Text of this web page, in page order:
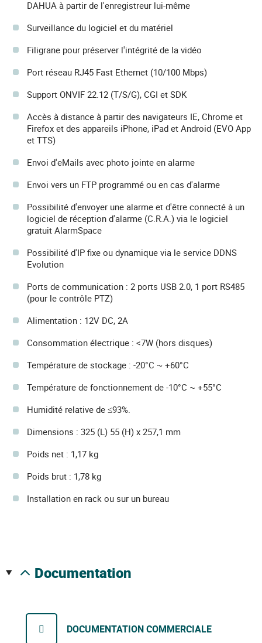
DAHUA à partir de l'enregistreur lui-même
Surveillance du logiciel et du matériel
Filigrane pour préserver l'intégrité de la vidéo
Port réseau RJ45 Fast Ethernet (10/100 Mbps)
Support ONVIF 22.12 (T/S/G), CGI et SDK
Accès à distance à partir des navigateurs IE, Chrome et
Firefox et des appareils iPhone, iPad et Android (EVO App
et TTS)
Envoi d'eMails avec photo jointe en alarme
Envoi vers un FTP programmé ou en cas d'alarme
Possibilité d'envoyer une alarme et d'être connecté à un
logiciel de réception d'alarme (C.R.A.) via le logiciel
gratuit AlarmSpace
Possibilité d'IP fixe ou dynamique via le service DDNS
Evolution
Ports de communication : 2 ports USB 2.0, 1 port RS485
(pour le contrôle PTZ)
Alimentation : 12V DC, 2A
Consommation électrique : <7W (hors disques)
Température de stockage : -20°C ~ +60°C
Température de fonctionnement de -10°C ~ +55°C
Humidité relative de ≤93%.
Dimensions : 325 (L) 55 (H) x 257,1 mm
Poids net : 1,17 kg
Poids brut : 1,78 kg
Installation en rack ou sur un bureau
documentation
DOCUMENTATION COMMERCIALE